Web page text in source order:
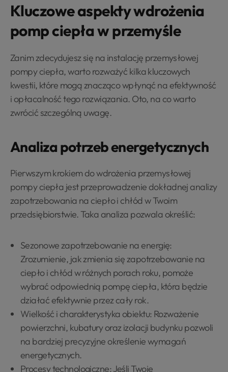
Kluczowe aspekty wdrożenia
pomp ciepła w przemyśle
Zanim zdecydujesz się na instalację przemysłowej
pompy ciepła, warto rozważyć kilka kluczowych
kwestii, które mogą znacząco wpłynąć na efektywność
i opłacalność tego rozwiązania. Oto, na co warto
zwrócić szczególną uwagę.
Analiza potrzeb energetycznych
Pierwszym krokiem do wdrożenia przemysłowej
pompy ciepła jest przeprowadzenie dokładnej analizy
zapotrzebowania na ciepło i chłód w Twoim
przedsiębiorstwie. Taka analiza pozwala określić:
Sezonowe zapotrzebowanie na energię:
Zrozumienie, jak zmienia się zapotrzebowanie na
ciepło i chłód w różnych porach roku, pomoże
wybrać odpowiednią pompę ciepła, która będzie
działać efektywnie przez cały rok.
Wielkość i charakterystyka obiektu: Rozważenie
powierzchni, kubatury oraz izolacji budynku pozwoli
na bardziej precyzyjne określenie wymagań
energetycznych.
Procesy technologiczne: Jeśli Twoje